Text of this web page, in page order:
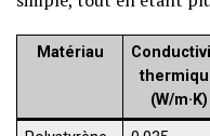
Matériau
(W/m·K)